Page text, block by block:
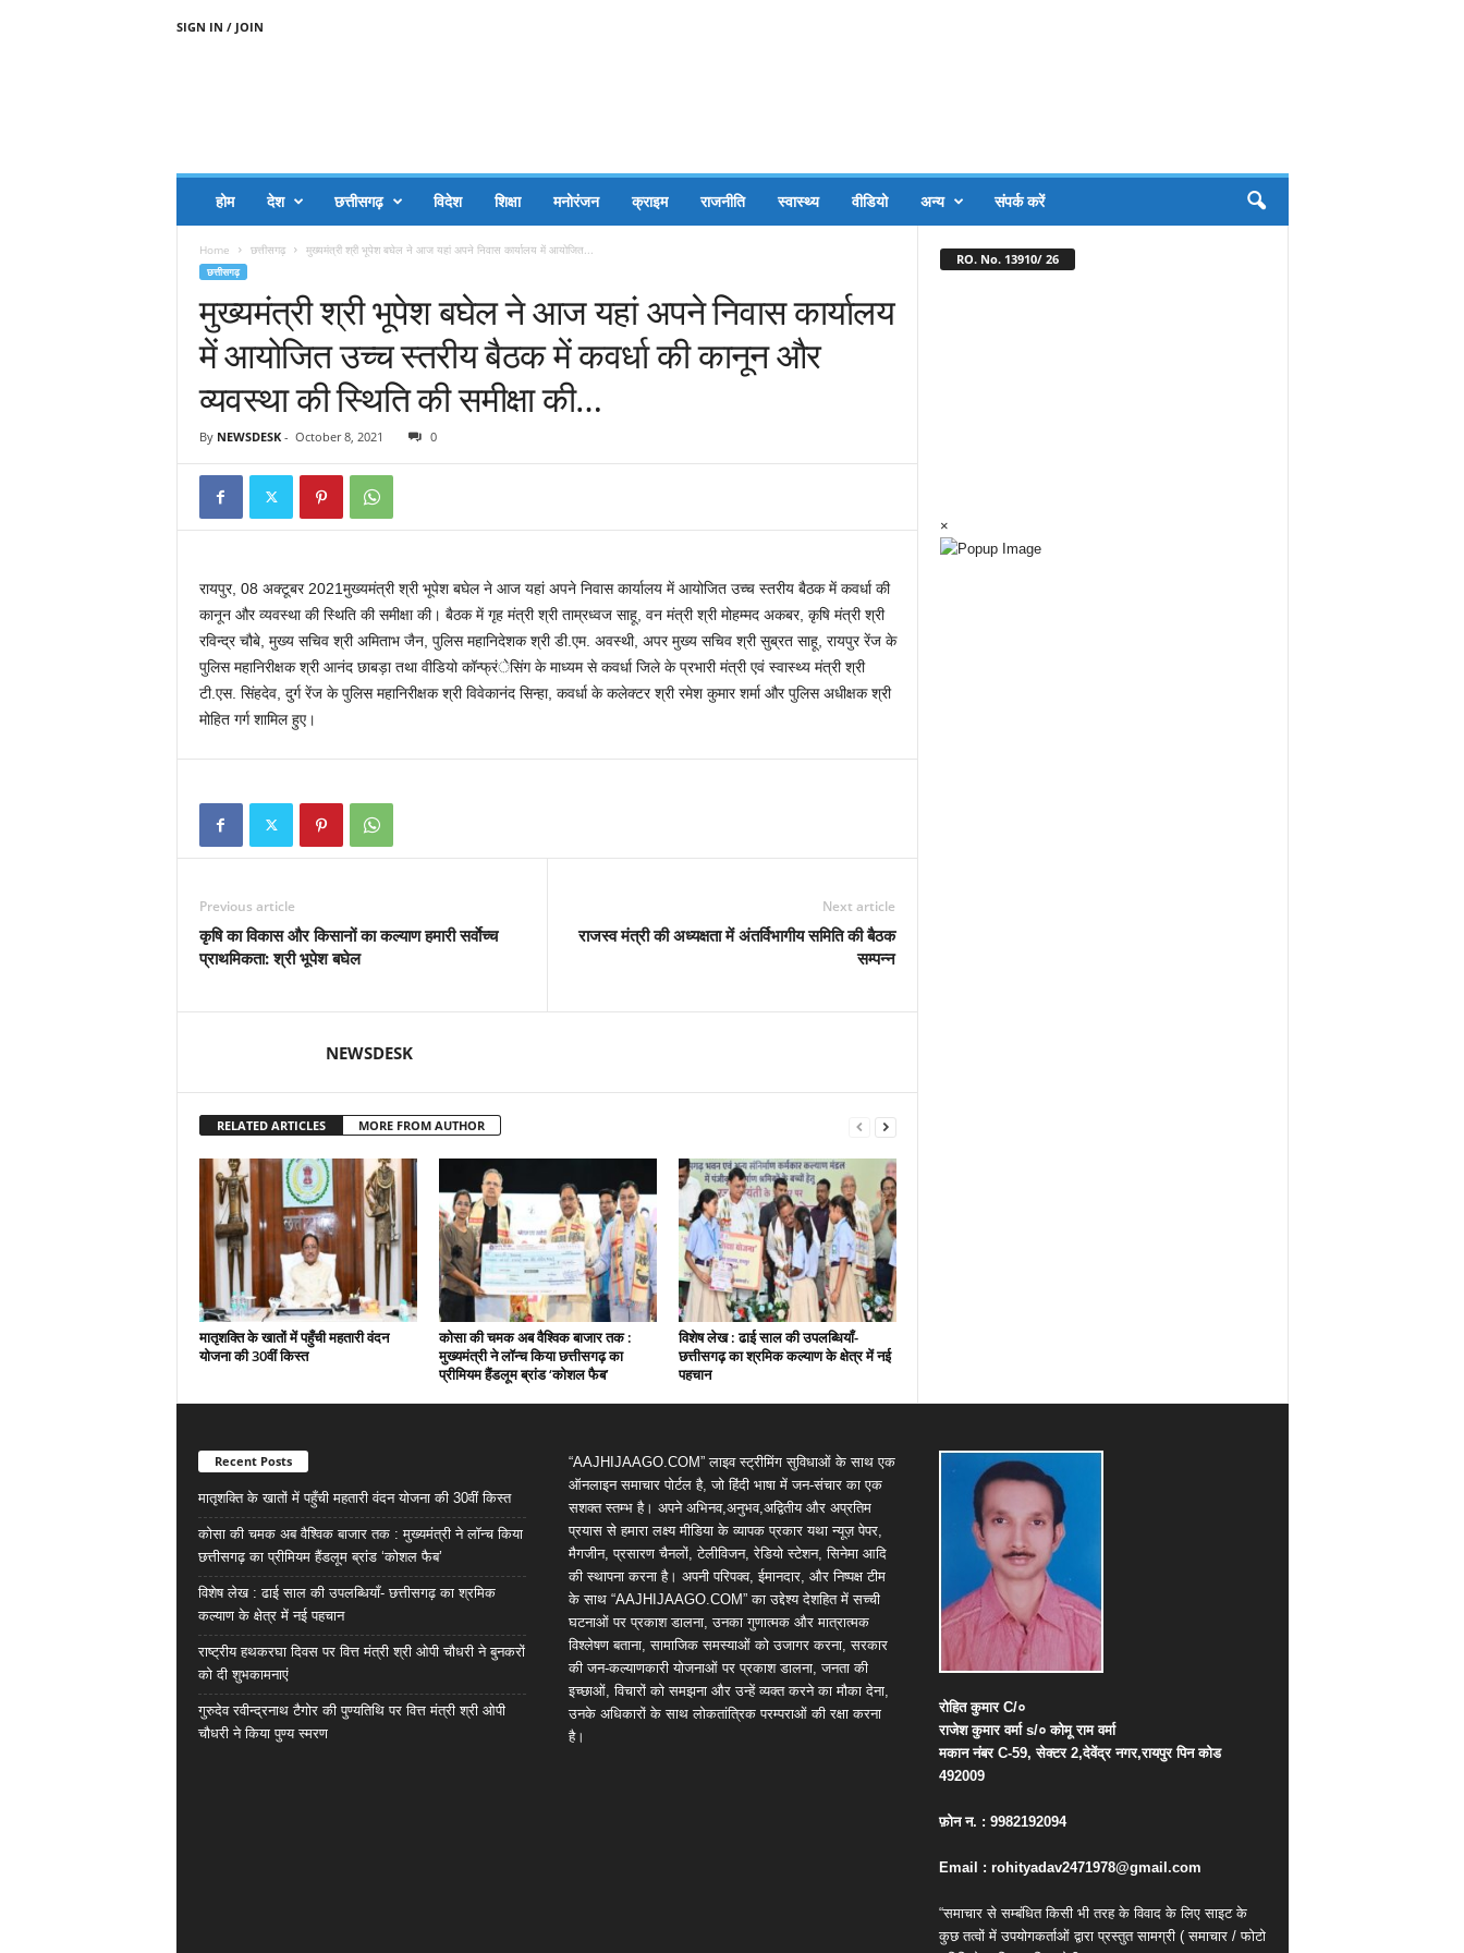
SIGN IN / JOIN
होम देश छत्तीसगढ़ विदेश शिक्षा मनोरंजन क्राइम राजनीति स्वास्थ्य वीडियो अन्य संपर्क करें
Home छत्तीसगढ़ मुख्यमंत्री श्री भूपेश बघेल ने आज यहां अपने निवास कार्यालय में आयोजित...
छत्तीसगढ़
मुख्यमंत्री श्री भूपेश बघेल ने आज यहां अपने निवास कार्यालय
में आयोजित उच्च स्तरीय बैठक में कवर्धा की कानून और
व्यवस्था की स्थिति की समीक्षा की…
By NEWSDESK- October 8, 2021 0
रायपुर, 08 अक्टूबर 2021मुख्यमंत्री श्री भूपेश बघेल ने आज यहां अपने निवास कार्यालय में आयोजित उच्च स्तरीय बैठक में कवर्धा की
कानून और व्यवस्था की स्थिति की समीक्षा की। बैठक में गृह मंत्री श्री ताम्रध्वज साहू, वन मंत्री श्री मोहम्मद अकबर, कृषि मंत्री श्री
रविन्द्र चौबे, मुख्य सचिव श्री अमिताभ जैन, पुलिस महानिदेशक श्री डी.एम. अवस्थी, अपर मुख्य सचिव श्री सुब्रत साहू, रायपुर रेंज के
पुलिस महानिरीक्षक श्री आनंद छाबड़ा तथा वीडियो कॉन्फ्रंेसिंग के माध्यम से कवर्धा जिले के प्रभारी मंत्री एवं स्वास्थ्य मंत्री श्री
टी.एस. सिंहदेव, दुर्ग रेंज के पुलिस महानिरीक्षक श्री विवेकानंद सिन्हा, कवर्धा के कलेक्टर श्री रमेश कुमार शर्मा और पुलिस अधीक्षक श्री
मोहित गर्ग शामिल हुए।
Previous article
कृषि का विकास और किसानों का कल्याण हमारी सर्वाेच्च
प्राथमिकता: श्री भूपेश बघेल
Next article
राजस्व मंत्री की अध्यक्षता में अंतर्विभागीय समिति की बैठक
सम्पन्न
NEWSDESK
RELATED ARTICLES MORE FROM AUTHOR
मातृशक्ति के खातों में पहुँची महतारी वंदन
योजना की 30वीं किस्त
कोसा की चमक अब वैश्विक बाजार तक :
मुख्यमंत्री ने लॉन्च किया छत्तीसगढ़ का
प्रीमियम हैंडलूम ब्रांड ‘कोशल फैब’
विशेष लेख : ढाई साल की उपलब्धियाँ-
छत्तीसगढ़ का श्रमिक कल्याण के क्षेत्र में नई
पहचान
RO. No. 13910/ 26
×
Recent Posts
मातृशक्ति के खातों में पहुँची महतारी वंदन योजना की 30वीं किस्त
कोसा की चमक अब वैश्विक बाजार तक : मुख्यमंत्री ने लॉन्च किया
छत्तीसगढ़ का प्रीमियम हैंडलूम ब्रांड ‘कोशल फैब’
विशेष लेख : ढाई साल की उपलब्धियाँ- छत्तीसगढ़ का श्रमिक
कल्याण के क्षेत्र में नई पहचान
राष्ट्रीय हथकरघा दिवस पर वित्त मंत्री श्री ओपी चौधरी ने बुनकरों
को दी शुभकामनाएं
गुरुदेव रवीन्द्रनाथ टैगोर की पुण्यतिथि पर वित्त मंत्री श्री ओपी
चौधरी ने किया पुण्य स्मरण
“AAJHIJAAGO.COM” लाइव स्ट्रीमिंग सुविधाओं के साथ एक
ऑनलाइन समाचार पोर्टल है, जो हिंदी भाषा में जन-संचार का एक
सशक्त स्तम्भ है। अपने अभिनव,अनुभव,अद्वितीय और अप्रतिम
प्रयास से हमारा लक्ष्य मीडिया के व्यापक प्रकार यथा न्यूज़ पेपर,
मैगजीन, प्रसारण चैनलों, टेलीविजन, रेडियो स्टेशन, सिनेमा आदि
की स्थापना करना है। अपनी परिपक्व, ईमानदार, और निष्पक्ष टीम
के साथ “AAJHIJAAGO.COM” का उद्देश्य देशहित में सच्ची
घटनाओं पर प्रकाश डालना, उनका गुणात्मक और मात्रात्मक
विश्लेषण बताना, सामाजिक समस्याओं को उजागर करना, सरकार
की जन-कल्याणकारी योजनाओं पर प्रकाश डालना, जनता की
इच्छाओं, विचारों को समझना और उन्हें व्यक्त करने का मौका देना,
उनके अधिकारों के साथ लोकतांत्रिक परम्पराओं की रक्षा करना
है।
रोहित कुमारC/०
राजेश कुमार वर्माs/० कोमू राम वर्मा
मकान नंबरC-59,सेक्टर2,देवेंद्र नगर,रायपुर पिन कोड
492009
फ़ोन न. : 9982192094
Email : rohityadav2471978@gmail.com
“समाचार से सम्बंधित किसी भी तरह के विवाद के लिए साइट के
कुछ तत्वों में उपयोगकर्ताओं द्वारा प्रस्तुत सामग्री ( समाचार / फोटो